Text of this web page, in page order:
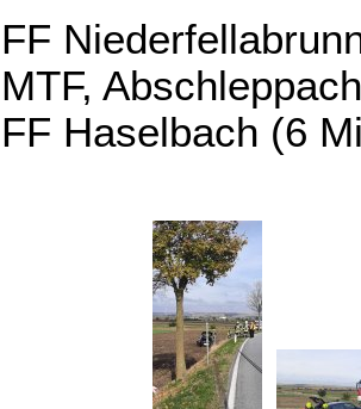
FF
MTF,
FF Haselbach (6